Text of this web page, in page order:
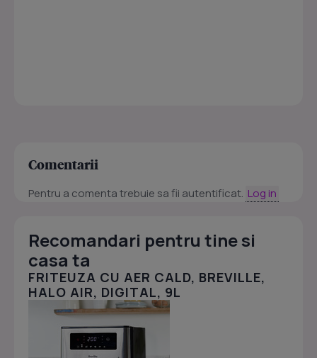
Comentarii
Pentru a comenta trebuie sa fii autentificat. Log in
Recomandari pentru tine si
casa ta
FRITEUZA CU AER CALD, BREVILLE,
HALO AIR, DIGITAL, 9L